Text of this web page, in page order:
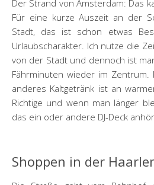
Der Strand von Amsterdam: Das
Für eine kurze Auszeit an der
Stadt, das ist schon etwas
Urlaubscharakter. Ich nutze die
von der Stadt und dennoch ist
Fährminuten wieder im
anderes Kaltgetränk ist an
Richtige und wenn man länger
das ein oder andere DJ-Deck
Shoppen in der